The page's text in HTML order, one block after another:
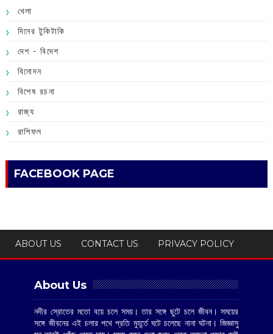
খেলা
দিনের টুকিটাকি
দেশ - বিদেশ
বিনোদন
বিশেষ রচনা
রাজ্য
রাশিফল
FACEBOOK PAGE
ABOUT US CONTACT US PRIVACY POLICY
About Us
নদীর স্রোতের মতো বয়ে চলে সময়। তার সঙ্গে ছুটে চলে জীবন। সময়ের
সঙ্গে জীবনের এই চলার পথে প্রতি মুহূর্তে ঘটে চলেছে নানা ঘটনা। জিজ্ঞাসু